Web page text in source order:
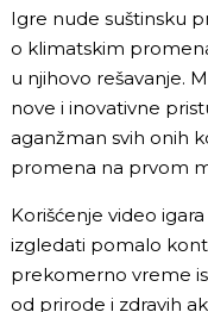
Igre nude suštinsku
o klimatskim
u njihovo rešavanje.
nove i inovativne
aganžman svih onih
promena na prvom
Korišćenje video
izgledati pomalo
prekomerno vreme
od prirode i zdravih